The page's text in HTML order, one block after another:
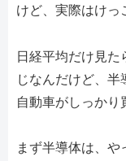
けど、実際はけっ
日経平均だけ見
じなんだけど、半
自動車がしっかり
まず半導体は、や